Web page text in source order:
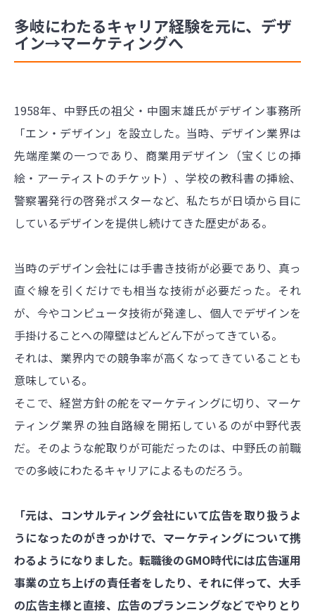
多岐にわたるキャリア経験を元に、デザ
イン→マーケティングへ
1958年、中野氏の祖父・中園末雄氏がデザイン事務所
「エン・デザイン」を設立した。当時、デザイン業界は
先端産業の一つであり、商業用デザイン（宝くじの挿
絵・アーティストのチケット）、学校の教科書の挿絵、
警察署発行の啓発ポスターなど、私たちが日頃から目に
しているデザインを提供し続けてきた歴史がある。
当時のデザイン会社には手書き技術が必要であり、真っ
直ぐ線を引くだけでも相当な技術が必要だった。それ
が、今やコンピュータ技術が発達し、個人でデザインを
手掛けることへの障壁はどんどん下がってきている。
それは、業界内での競争率が高くなってきていることも
意味している。
そこで、経営方針の舵をマーケティングに切り、マーケ
ティング業界の独自路線を開拓しているのが中野代表
だ。そのような舵取りが可能だったのは、中野氏の前職
での多岐にわたるキャリアによるものだろう。
「元は、コンサルティング会社にいて広告を取り扱うよ
うになったのがきっかけで、マーケティングについて携
わるようになりました。転職後のGMO時代には広告運用
事業の立ち上げの責任者をしたり、それに伴って、大手
の広告主様と直接、広告のプランニングなどでやりとり